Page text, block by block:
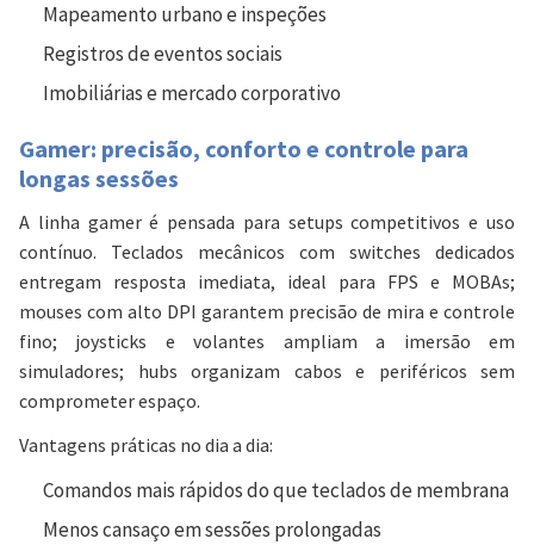
Mapeamento urbano e inspeções
Registros de eventos sociais
Imobiliárias e mercado corporativo
Gamer: precisão, conforto e controle para
longas sessões
A linha gamer é pensada para setups competitivos e uso
contínuo. Teclados mecânicos com switches dedicados
entregam resposta imediata, ideal para FPS e MOBAs;
mouses com alto DPI garantem precisão de mira e controle
fino; joysticks e volantes ampliam a imersão em
simuladores; hubs organizam cabos e periféricos sem
comprometer espaço.
Vantagens práticas no dia a dia:
Comandos mais rápidos do que teclados de membrana
Menos cansaço em sessões prolongadas